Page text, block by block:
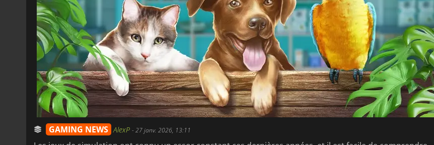
GAMING NEWS AlexP -27 janv. 2026, 13:11